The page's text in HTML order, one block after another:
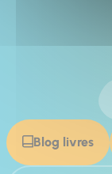
Blog livres